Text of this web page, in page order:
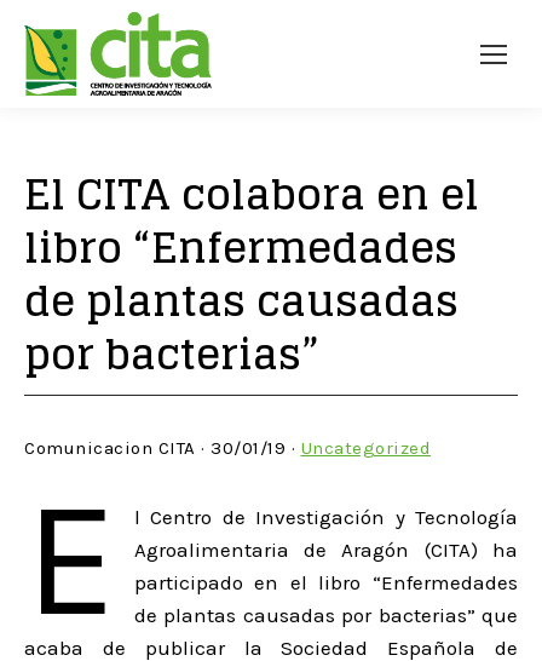
El CITA colabora en el
libro “Enfermedades
de plantas causadas
por bacterias”
Comunicacion CITA · 30/01/19 · Uncategorized
E
l Centro de Investigación y Tecnología
Agroalimentaria de Aragón (CITA) ha
participado en el libro “Enfermedades
de plantas causadas por bacterias” que
acaba de publicar la Sociedad Española de